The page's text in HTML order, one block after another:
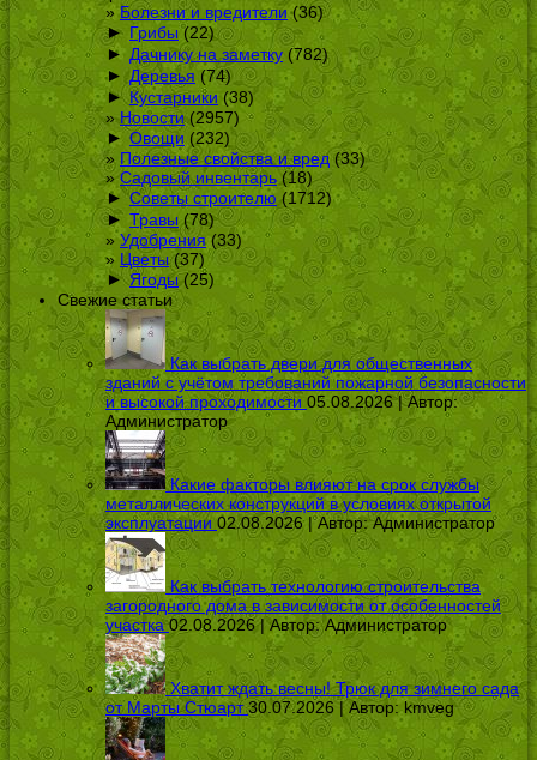
Болезни и вредители(36)
► Грибы(22)
► Дачнику на заметку (782)
► Деревья (74)
► Кустарники (38)
Новости(2957)
► Овощи (232)
Полезные свойства и вред(33)
Садовый инвентарь (18)
► Советы строителю (1712)
► Травы(78)
Удобрения(33)
Цветы(37)
► Ягоды(25)
Свежие статьи
Как выбрать двери для общественных
зданий с учётом требований пожарной безопасности
и высокой проходимости 05.08.2026 | Автор:
Администратор
Какие факторы влияют на срок службы
металлических конструкций в условиях открытой
эксплуатации 02.08.2026 | Автор:Администратор
Как выбрать технологию строительства
загородного дома в зависимости от особенностей
участка 02.08.2026 | Автор:Администратор
Хватит ждать весны! Трюк для зимнего сада
от Марты Стюарт 30.07.2026 | Автор:kmveg